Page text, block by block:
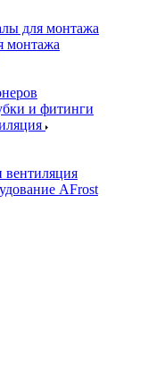
для монтажа
монтажа
и фитинги
AFrost